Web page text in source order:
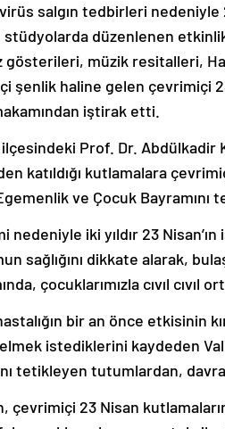
salgın tedbirleri nedeniyle
düzenlenen
gösterileri, müzik resitalleri,
şenlik haline gelen çevrimiçi
iştirak etti.
Prof. Dr.
katıldığı kutlamalara
ve Çocuk Bayramını
nedeniyle iki yıldır 23
sağlığını dikkate alarak,
çocuklarımızla cıvıl
bir an önce etkisinin
istediklerini kaydeden
tetikleyen tutumlardan,
çevrimiçi 23 Nisan